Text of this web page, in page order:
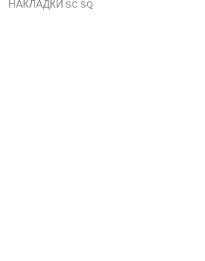
НАКЛАДКИ SC SQ